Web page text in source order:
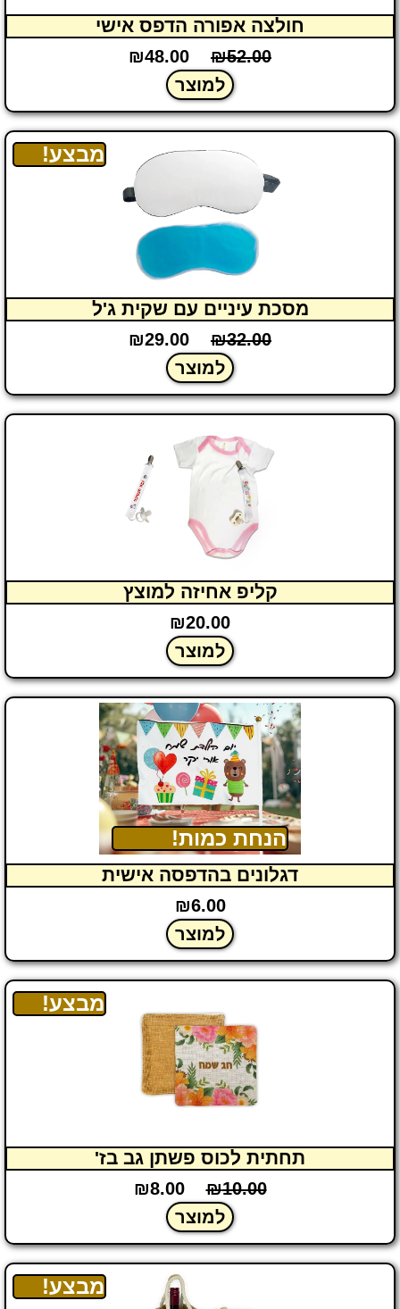
חולצה אפורה הדפס אישי
₪52.00
₪48.00
למוצר
מבצע!
מסכת עיניים עם שקית ג'ל
₪32.00
₪29.00
למוצר
קליפ אחיזה למוצץ
₪20.00
למוצר
הנחת כמות!
דגלונים בהדפסה אישית
₪6.00
למוצר
מבצע!
תחתית לכוס פשתן גב בז'
₪10.00
₪8.00
למוצר
מבצע!